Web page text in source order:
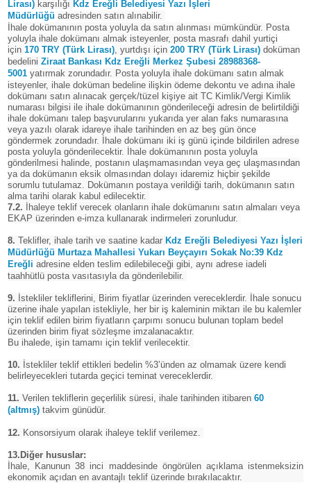
Lirası) karşılığı Kdz Ereğli Belediyesi Yazı İşleri
Müdürlüğüadresinden satın alınabilir.
İhale dokümanının posta yoluyla da satın alınması mümkündür. Posta
yoluyla ihale dokümanı almak isteyenler, posta masrafı dahil yurtiçi
için170 TRY (Türk Lirası) , yurtdışı için200 TRY (Türk Lirası) doküman
bedeliniZiraat Bankası Kdz Ereğli Merkez Şubesi 28988368-
5001yatırmak zorundadır. Posta yoluyla ihale dokümanı satın almak
isteyenler, ihale doküman bedeline ilişkin ödeme dekontu ve adına ihale
dokümanı satın alınacak gerçek/tüzel kişiye ait TC Kimlik/Vergi Kimlik
numarası bilgisi ile ihale dokümanının gönderileceği adresin de belirtildiği
ihale dokümanı talep başvurularını yukarıda yer alan faks numarasına
veya yazılı olarak idareye ihale tarihinden en az beş gün önce
göndermek zorundadır. İhale dokümanı iki iş günü içinde bildirilen adrese
posta yoluyla gönderilecektir. İhale dokümanının posta yoluyla
gönderilmesi halinde, postanın ulaşmamasından veya geç ulaşmasından
ya da dokümanın eksik olmasından dolayı idaremiz hiçbir şekilde
sorumlu tutulamaz. Dokümanın postaya verildiği tarih, dokümanın satın
alma tarihi olarak kabul edilecektir.
7.2. İhaleye teklif verecek olanların ihale dokümanını satın almaları veya
EKAP üzerinden e-imza kullanarak indirmeleri zorunludur.
8. Teklifler, ihale tarih ve saatine kadar Kdz Ereğli Belediyesi Yazı İşleri
Müdürlüğü Murtaza Mahallesi Yukarı Beyçayırı Sokak No:39 Kdz
Ereğliadresine elden teslim edilebileceği gibi, aynı adrese iadeli
taahhütlü posta vasıtasıyla da gönderilebilir.
9. İstekliler tekliflerini, Birim fiyatlar üzerinden vereceklerdir. İhale sonucu
üzerine ihale yapılan istekliyle, her bir iş kaleminin miktarı ile bu kalemler
için teklif edilen birim fiyatların çarpımı sonucu bulunan toplam bedel
üzerinden birim fiyat sözleşme imzalanacaktır.
Bu ihalede, işin tamamı için teklif verilecektir.
10. İstekliler teklif ettikleri bedelin %3’ünden az olmamak üzere kendi
belirleyecekleri tutarda geçici teminat vereceklerdir.
11. Verilen tekliflerin geçerlilik süresi, ihale tarihinden itibaren60
(altmış) takvim günüdür.
12. Konsorsiyum olarak ihaleye teklif verilemez.
13.Diğer hususlar:
İhale, Kanunun 38 inci maddesinde öngörülen açıklama istenmeksizin
ekonomik açıdan en avantajlı teklif üzerinde bırakılacaktır.